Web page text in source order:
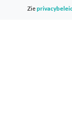
Over de
Zie